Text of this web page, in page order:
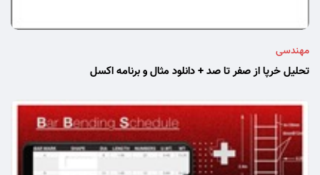
مهندسی
تحلیل خرپا از صفر تا صد + دانلود مثال و برنامه اکسل